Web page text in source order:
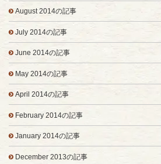
August 2014の記事
July 2014の記事
June 2014の記事
May 2014の記事
April 2014の記事
February 2014の記事
January 2014の記事
December 2013の記事